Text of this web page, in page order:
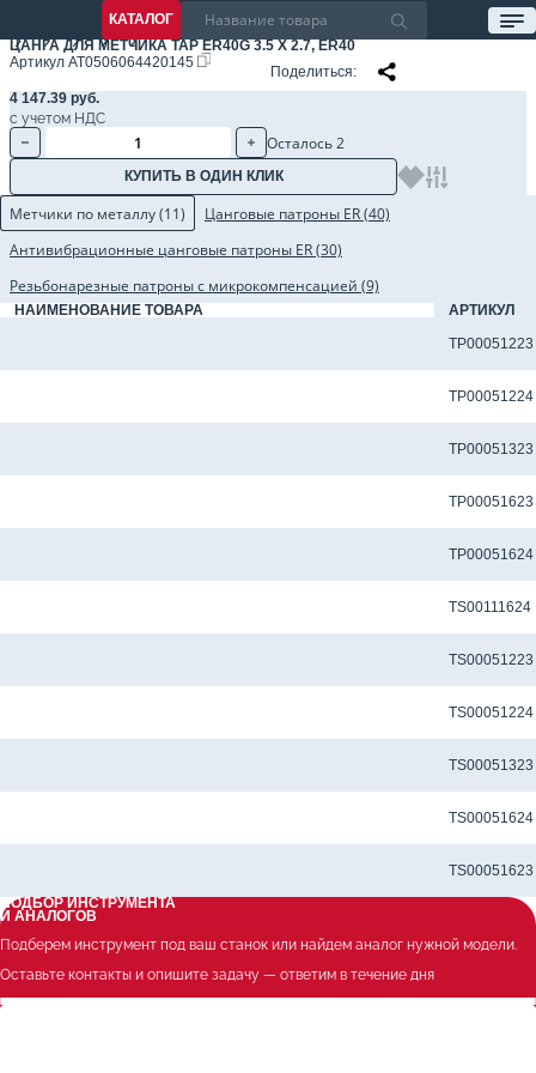
КАТАЛОГ
ЦАНГА ДЛЯ МЕТЧИКА TAP ER40G 3.5 X 2.7, ER40
Артикул AT0506064420145
Поделиться
4 147.39 руб.
с учетом НДС
Осталось 2
КУПИТЬ В ОДИН КЛИК
Метчики по металлу (11)
Цанговые патроны ER (40)
Антивибрационные цанговые патроны ER (30)
Резьбонарезные патроны с микрокомпенсацией (9)
НАИМЕНОВАНИЕ ТОВАРА
АРТИКУЛ
TP00051223
TP00051224
TP00051323
TP00051623
TP00051624
TS00111624
TS00051223
TS00051224
TS00051323
TS00051624
TS00051623
ПОДБОР ИНСТРУМЕНТА
И АНАЛОГОВ
Подберем инструмент под ваш станок или найдем аналог нужной модели.
Оставьте контакты и опишите задачу — ответим в течение дня